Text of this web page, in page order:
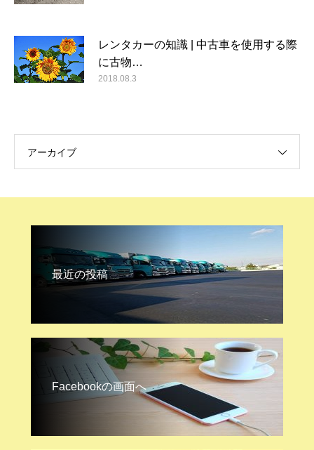
レンタカーの知識 | 中古車を使用する際
に古物…
2018.08.3
アーカイブ
最近の投稿
Facebookの画面へ